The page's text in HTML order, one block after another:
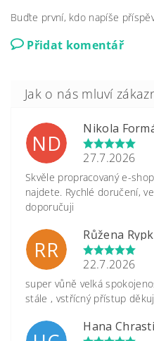
Buďte první, kdo napíše
Přidat komentář
ND
Nikola
27.7.2026
Skvěle propracovaný e-
najdete. Rychlé doručení,
doporučuji
RR
Růžena
22.7.2026
super vůně velká
stále , vstřícný přístup
Hana